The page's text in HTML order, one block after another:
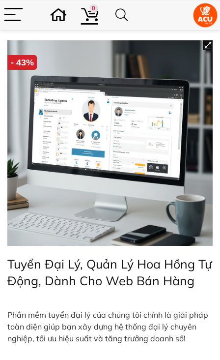
0
- 43%
Tuyển Đại Lý, Quản Lý Hoa Hồng Tự
Động, Dành Cho Web Bán Hàng
Phần mềm tuyển đại lý của chúng tôi chính là giải pháp
toàn diện giúp bạn xây dựng hệ thống đại lý chuyên
nghiệp, tối ưu hiệu suất và tăng trưởng doanh số!